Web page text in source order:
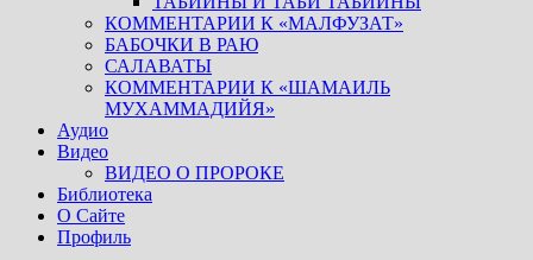
КОММЕНТАРИИ К «МАЛФУЗАТ»
БАБОЧКИ В РАЮ
САЛАВАТЫ
КОММЕНТАРИИ К «ШАМАИЛЬ
МУХАММАДИЙЯ»
Аудио
Видео
ВИДЕО О ПРОРОКЕ
Библиотека
О Сайте
Профиль